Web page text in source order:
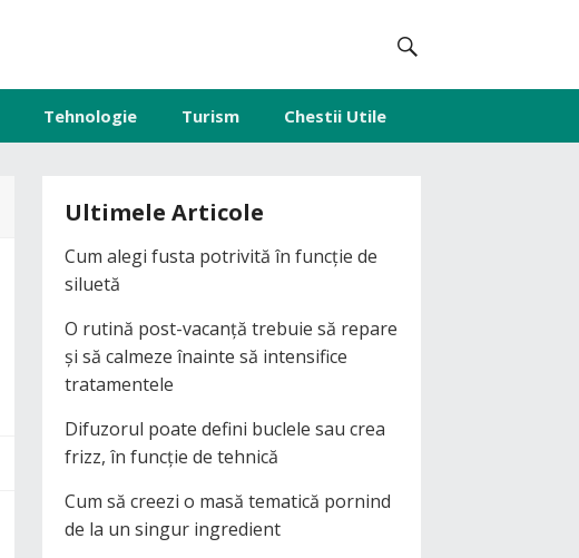
Tehnologie Turism Chestii Utile
Ultimele Articole
Cum alegi fusta potrivită în funcție de
siluetă
O rutină post-vacanță trebuie să repare
și să calmeze înainte să intensifice
tratamentele
Difuzorul poate defini buclele sau crea
frizz, în funcție de tehnică
Cum să creezi o masă tematică pornind
de la un singur ingredient